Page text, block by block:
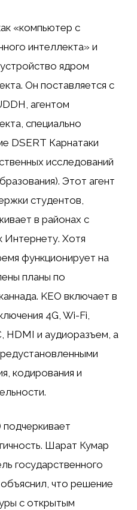
«компьютер с
интеллекта» и
ядром
Он поставляется с
агентом
специально
DSERT Карнатаки
исследований
Этот агент
студентов,
в районах с
Интернету. Хотя
функционирует на
планы по
KEO включает в
4G, Wi-Fi,
HDMI и аудиоразъем, а
кодирования и
подчеркивает
Шарат Кумар
государственного
что решение
с открытым